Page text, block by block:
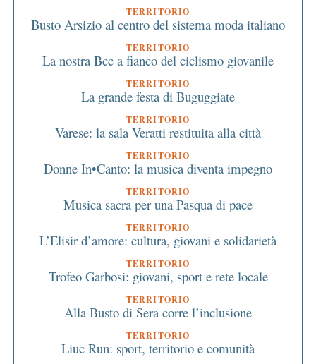
TERRITORIO
Busto Arsizio al centro del sistema moda italiano
TERRITORIO
La nostra Bcc a fianco del ciclismo giovanile
TERRITORIO
La grande festa di Buguggiate
TERRITORIO
Varese: la sala Veratti restituita alla città
TERRITORIO
Donne In•Canto: la musica diventa impegno
TERRITORIO
Musica sacra per una Pasqua di pace
TERRITORIO
L’Elisir d’amore: cultura, giovani e solidarietà
TERRITORIO
Trofeo Garbosi: giovani, sport e rete locale
TERRITORIO
Alla Busto di Sera corre l’inclusione
TERRITORIO
Liuc Run: sport, territorio e comunità